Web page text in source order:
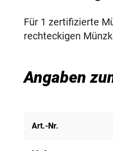
Für 1 zertifizierte
rechteckigen
Angaben
Art.-Nr.